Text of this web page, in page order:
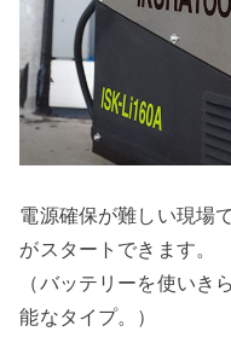
電源確保が難しい現場
がスタートできます。
（バッテリーを使いき
能なタイプ。）